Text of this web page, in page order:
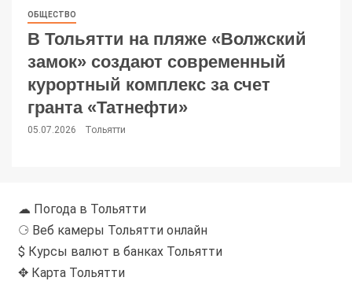
ОБЩЕСТВО
В Тольятти на пляже «Волжский
замок» создают современный
курортный комплекс за счет
гранта «Татнефти»
05.07.2026 Тольятти
☁ Погода в Тольятти
⚆ Веб камеры Тольятти онлайн
$ Курсы валют в банках Тольятти
✥ Карта Тольятти